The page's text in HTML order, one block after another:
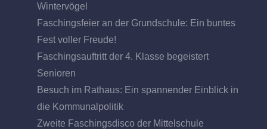
Wintervögel
Faschingsfeier an der Grundschule: Ein buntes
Fest voller Freude!
Faschingsauftritt der 4. Klasse begeistert
Senioren
Besuch im Rathaus: Ein spannender Einblick in
die Kommunalpolitik
Zweite Faschingsdisco der Mittelschule